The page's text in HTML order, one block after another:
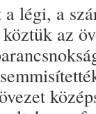
légi, a
az